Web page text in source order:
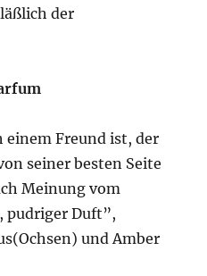
der
einem Freund ist, der
seiner besten Seite
Meinung vom
pudriger Duft”,
und Amber